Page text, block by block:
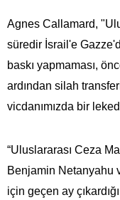
Agnes Callamard,
süredir İsrail'e
baskı yapmaması,
ardından silah
vicdanımızda bir
“Uluslararası Ceza
Benjamin Netanyahu
için geçen ay